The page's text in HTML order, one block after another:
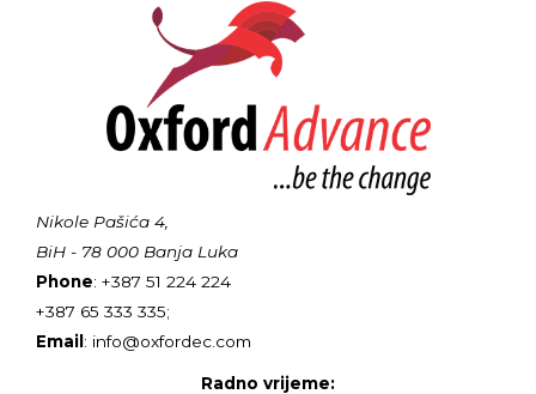
Nikole Pašića 4,
BiH - 78 000 Banja Luka
Phone: +387 51 224 224
+387 65 333 335;
Email: info@oxfordec.com
Radno vrijeme: